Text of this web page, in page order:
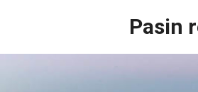
Pasin